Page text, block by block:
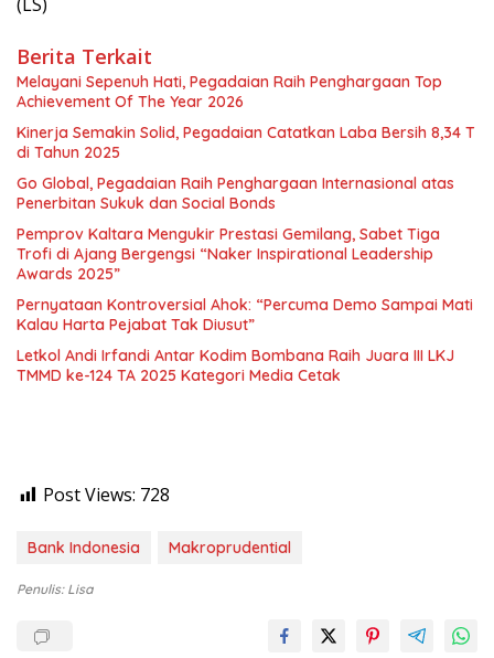
Berita Terkait
Melayani Sepenuh Hati, Pegadaian Raih Penghargaan Top
Achievement Of The Year 2026
Kinerja Semakin Solid, Pegadaian Catatkan Laba Bersih 8,34 T
di Tahun 2025
Go Global, Pegadaian Raih Penghargaan Internasional atas
Penerbitan Sukuk dan Social Bonds
Pemprov Kaltara Mengukir Prestasi Gemilang, Sabet Tiga
Trofi di Ajang Bergengsi “Naker Inspirational Leadership
Awards 2025”
Pernyataan Kontroversial Ahok: “Percuma Demo Sampai Mati
Kalau Harta Pejabat Tak Diusut”
Letkol Andi Irfandi Antar Kodim Bombana Raih Juara III LKJ
TMMD ke-124 TA 2025 Kategori Media Cetak
Post Views: 728
Bank Indonesia Makroprudential
Penulis: Lisa